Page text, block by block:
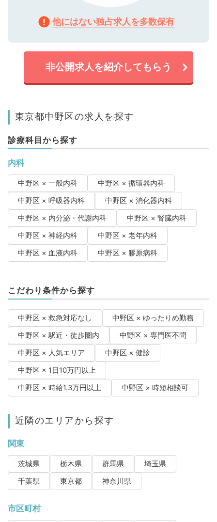
他にはない独占求人を多数保有
非公開求人を紹介してもらう
東京都中野区の求人を探す
診療科目から探す
内科
中野区 × 一般内科
中野区 × 循環器内科
中野区 × 呼吸器内科
中野区 × 消化器内科
中野区 × 内分泌・代謝内科
中野区 × 腎臓内科
中野区 × 神経内科
中野区 × 老年内科
中野区 × 血液内科
中野区 × 膠原病科
こだわり条件から探す
中野区 × 救急対応なし
中野区 × ゆったりめ勤務
中野区 × 駅近・徒歩圏内
中野区 × 専門医不問
中野区 × 人気エリア
中野区 × 健診
中野区 × 1日10万円以上
中野区 × 時給1.3万円以上
中野区 × 時短相談可
近隣のエリアから探す
関東
茨城県 栃木県 群馬県
埼玉県
千葉県
東京都 神奈川県
市区町村